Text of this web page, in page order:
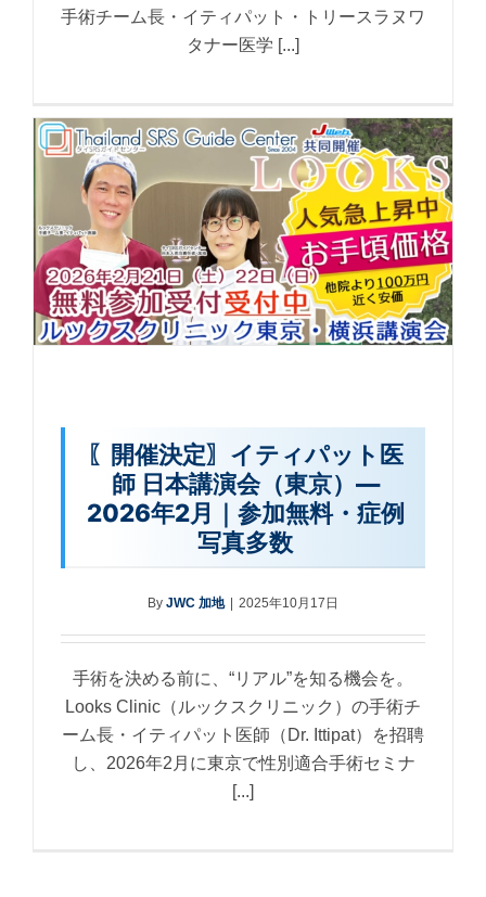
手術チーム長・イティパット・トリースラヌワ
タナー医学 [...]
〖開催決定〗イティパット医
師 日本講演会（東京）—
2026年2月｜参加無料・症例
写真多数
By JWC 加地 | 2025年10月17日
手術を決める前に、“リアル”を知る機会を。
Looks Clinic（ルックスクリニック）の手術チ
ーム長・イティパット医師（Dr. Ittipat）を招聘
し、2026年2月に東京で性別適合手術セミナ
[...]